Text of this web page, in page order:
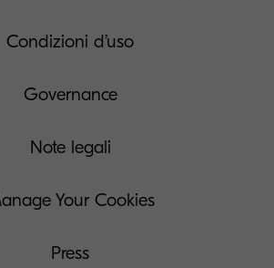
Condizioni d’uso
Governance
Note legali
Your Cookies
Press